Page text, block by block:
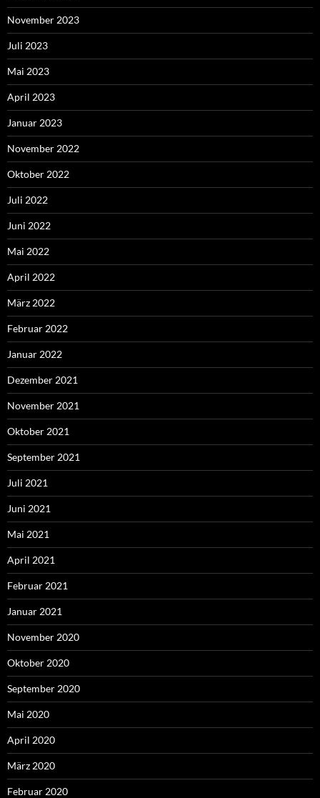
November 2023
Juli 2023
Mai 2023
April 2023
Januar 2023
November 2022
Oktober 2022
Juli 2022
Juni 2022
Mai 2022
April 2022
März 2022
Februar 2022
Januar 2022
Dezember 2021
November 2021
Oktober 2021
September 2021
Juli 2021
Juni 2021
Mai 2021
April 2021
Februar 2021
Januar 2021
November 2020
Oktober 2020
September 2020
Mai 2020
April 2020
März 2020
Februar 2020